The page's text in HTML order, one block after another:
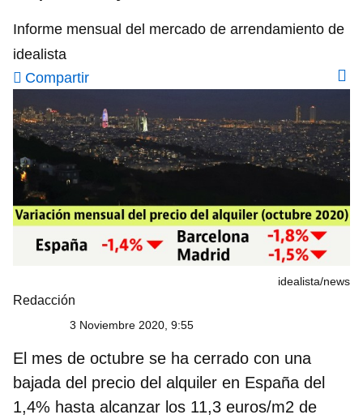
Informe mensual del mercado de arrendamiento de
idealista
Compartir
idealista/news
Redacción
3 Noviembre 2020, 9:55
El mes de octubre se ha cerrado con una
bajada del precio del alquiler en España del
1,4% hasta alcanzar los 11,3 euros/m2 de